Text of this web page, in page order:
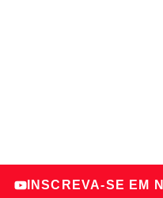
INSCREVA-SE EM